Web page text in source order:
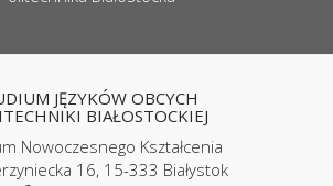
JĘZYKÓW OBCYCH
BIAŁOSTOCKIEJ
Nowoczesnego Kształcenia
16, 15-333 Białystok